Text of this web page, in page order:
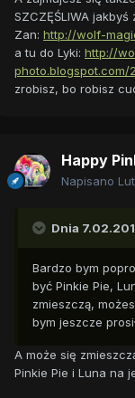
SZCZĘŚLIWA
Zan: http://wolf-
a tu do Lyki: http://
photo.blogspot.com/
zrobisz, bo robisz
Happy
Napisano
Dnia
Bardzo bym
być Pinkie Pie,
zmieszczą,
bym jeszcze
A może się
Pinkie Pie i Luna na